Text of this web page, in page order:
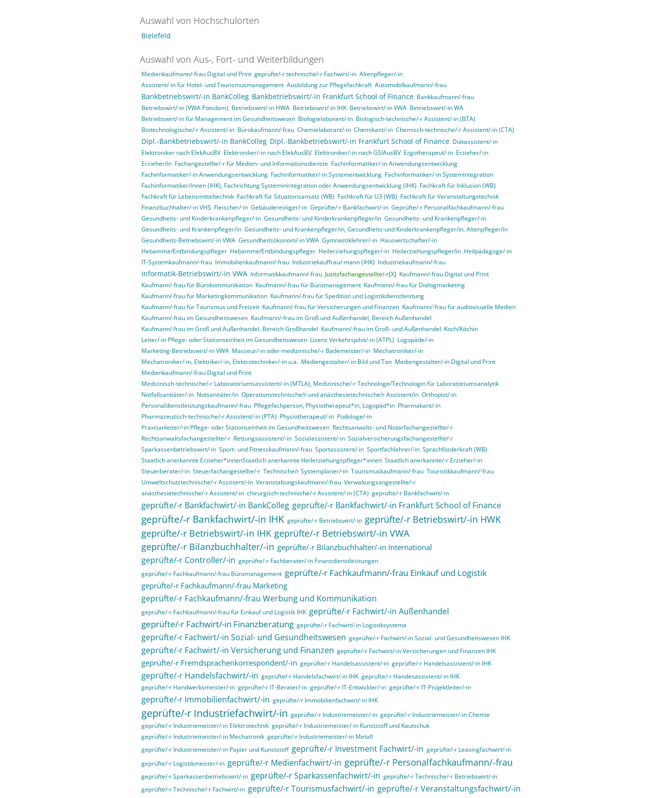
Auswahl von Hochschulorten
Bielefeld
Auswahl von Aus-, Fort- und Weiterbildungen
Medienkaufmann/-frau Digital und Print geprüfte/-r technische/-r Fachwirt/-in Altenpfleger/-in
Assistent/-in für Hotel- und Tourismusmanagement Ausbildung zur Pflegefachkraft Automobilkaufmann/-frau
Bankbetriebswirt/-in BankColleg Bankbetriebswirt/-in Frankfurt School of Finance Bankkaufmann/-frau
Betriebswirt/-in (VWA Potsdam) Betriebswirt/-in HWA Betriebswirt/-in IHK Betriebswirt/-in VWA Betriebswirt/-in WA
Betriebswirt/-in für Management im Gesundheitswesen Biologielaborant/-in Biologisch-technische/-r Assistent/-in (BTA)
Biotechnologische/-r Assistent/-in Bürokaufmann/-frau Chemielaborant/-in Chemikant/-in Chemisch-technische/-r Assistent/-in (CTA)
Dipl.-Bankbetriebswirt/-in BankColleg Dipl.-Bankbetriebswirt/-in Frankfurt School of Finance Diätassistent/-in
Elektroniker nach ElekAusBV Elektroniker/-in nach ElekAusBV Elektroniker/-in nach GSIAusBV Ergotherapeut/-in Erzieher/-in
Erzieher/in Fachangestellte/-r für Medien- und Informationsdienste Fachinformatiker/-in Anwendungsentwicklung
Fachinformatiker/-in Anwendungsentwicklung Fachinformatiker/-in Systementwicklung Fachinformatiker/-in Systemintegration
Fachinformatiker/innen (IHK), Fachrichtung Systeminintegration oder Anwendungsentwicklung (IHK) Fachkraft für Inklusion (WB)
Fachkraft für Lebensmitteltechnik Fachkraft für Situationsansatz (WB) Fachkraft für U3 (WB) Fachkraft für Veranstaltungstechnik
Finanzbuchhalter/-in VHS Fleischer/-in Gebäudereiniger/-in Geprüfte/-r Bankfachwirt/-in Geprüfte/-r Personalfachkaufmann/-frau
Gesundheits- und Kinderkrankenpfleger/-in Gesundheits- und Kinderkrankenpfleger/in Gesundheits- und Krankenpfleger/-in
Gesundheits- und Krankenpfleger/in Gesundheits- und Krankenpfleger/in, Gesundheits-und Kinderkrankenpfleger/in, Altenpfleger/in
Gesundheits-Betriebswirt/-in VWA Gesundheitsökonom/-in VWA Gymnastiklehrer/-in Hauswirtschafter/-in
Hebamme/Entbindungspfleger Hebamme/Entbindungspfleger Heilerziehungspfleger/-in Heilerziehungspfleger/in Heilpädagoge/-in
IT-Systemkaufmann/-frau Immobilienkaufmann/-frau Industriekauffrau/-mann (IHK) Industriekaufmann/-frau
Informatik-Betriebswirt/-in VWA Informatikkaufmann/-frau Justizfachangestellte/-r[X] Kaufmann/-frau Digital und Print
Kaufmann/-frau für Bürokommunikation Kaufmann/-frau für Büromanagement Kaufmann/-frau für Dialogmarketing
Kaufmann/-frau für Marketingkommunikation Kaufmann/-frau für Spedition und Logistikdienstleistung
Kaufmann/-frau für Tourismus und Freizeit Kaufmann/-frau für Versicherungen und Finanzen Kaufmann/-frau für audiovisuelle Medien
Kaufmann/-frau im Gesundheitswesen Kaufmann/-frau im Groß und Außenhandel, Bereich Außenhandel
Kaufmann/-frau im Groß und Außenhandel, Bereich Großhandel Kaufmann/-frau im Groß- und Außenhandel Koch/Köchin
Leiter/-in Pflege- oder Stationseinheit im Gesundheitswesen Lizenz Verkehrspilot/-in (ATPL) Logopäde/-in
Marketing-Betriebswirt/-in VWA Masseur/-in oder medizinische/-r Bademeister/-in Mechatroniker/-in
Mechatroniker/-in, Elektriker/-in, Elektrotechniker/-in u.a. Mediengestalter/-in Bild und Ton Mediengestalter/-in Digital und Print
Medienkaufmann/-frau Digital und Print
Medizinisch-technische/-r Laboratoriumsassistent/-in (MTLA), Medizinische/-r Technologe/Technologin für Laboratoriumsanalytik
Notfallsanitäter/-in Notsanitäter/in Operationstechnische/r und anästhesietechnische/r Assistent/in Orthopist/-in
Personaldienstleistungskaufmann/-frau Pflegefachperson, Physiotherapeut*in, Logopäd*in Pharmakant/-in
Pharmazeutisch-technische/-r Assistent/-in (PTA) Physiotherapeut/-in Podologe/-in
Praxisanleiter/-in Pflege- oder Stationseinheit im Gesundheitswesen Rechtsanwalts- und Notarfachangestellte/-r
Rechtsanwaltsfachangestellte/-r Rettungsassistent/-in Sozialassistent/-in Sozialversicherungsfachangestellte/-r
Sparkassenbetriebswirt/-in Sport- und Fitnesskaufmann/-frau Sportassistent/-in Sportfachlehrer/-in Sprachförderkraft (WB)
Staatlich anerkannte Erzieher*innenStaatlich anerkannte Heilerziehungspfleger*innen Staatlich anerkannte/-r Erzieher/-in
Steuerberater/-in Steuerfachangestellte/-r Technische/r Systemplaner/-in Tourismuskaufmann/-frau Touristikkaufmann/-frau
Umweltschutztechnische/-r Assistent/-in Veranstaltungskaufmann/-frau Verwaltungsangestellte/-r
anästhesietechnische/-r Assistent/-in chirurgisch-technische/-r Assistent/-in (CTA) geprüfte/-r Bankfachwirt/-in
geprüfte/-r Bankfachwirt/-in BankColleg geprüfte/-r Bankfachwirt/-in Frankfurt School of Finance
geprüfte/-r Bankfachwirt/-in IHK geprüfte/-r Betriebswirt/-in geprüfte/-r Betriebswirt/-in HWK
geprüfte/-r Betriebswirt/-in IHK geprüfte/-r Betriebswirt/-in VWA
geprüfte/-r Bilanzbuchhalter/-in geprüfte/-r Bilanzbuchhalter/-in International
geprüfte/-r Controller/-in geprüfte/-r Fachberater/-in Finanzdienstleistungen
geprüfte/-r Fachkaufmann/-frau Büromanagement geprüfte/-r Fachkaufmann/-frau Einkauf und Logistik
geprüfte/-r Fachkaufmann/-frau Marketing
geprüfte/-r Fachkaufmann/-frau Werbung und Kommunikation
geprüfte/-r Fachkaufmann/-frau für Einkauf und Logistik IHK geprüfte/-r Fachwirt/-in Außenhandel
geprüfte/-r Fachwirt/-in Finanzberatung geprüfte/-r Fachwirt/-in Logistiksysteme
geprüfte/-r Fachwirt/-in Sozial- und Gesundheitswesen geprüfte/-r Fachwirt/-in Sozial- und Gesundheitswesen IHK
geprüfte/-r Fachwirt/-in Versicherung und Finanzen geprüfte/-r Fachwirt/-in Versicherungen und Finanzen IHK
geprüfte/-r Fremdsprachenkorrespondent/-in geprüfte/-r Handelsassistent/-in geprüfte/-r Handelsassistent/-in IHK
geprüfte/-r Handelsfachwirt/-in geprüfte/-r Handelsfachwirt/-in IHK geprüfte/-r Handesassistent/-in IHK
geprüfte/-r Handwerksmeister/-in geprüfte/-r IT-Berater/-in geprüfte/-r IT-Entwickler/-in geprüfte/-r IT-Projektleiter/-in
geprüfte/-r Immobilienfachwirt/-in geprüfte/-r Immobilienfachwirt/-in IHK
geprüfte/-r Industriefachwirt/-in geprüfte/-r Industriemeister/-in geprüfte/-r Industriemeister/-in Chemie
geprüfte/-r Industriemeister/-in Elektrotechnik geprüfte/-r Industriemeister/-in Kunststoff und Kautschuk
geprüfte/-r Industriemeister/-in Mechatronik geprüfte/-r Industriemeister/-in Metall
geprüfte/-r Industriemeister/-in Papier und Kunststoff geprüfte/-r Investment Fachwirt/-in geprüfte/-r Leasingfachwirt/-in
geprüfte/-r Logistikmeister/-in geprüfte/-r Medienfachwirt/-in geprüfte/-r Personalfachkaufmann/-frau
geprüfte/-r Sparkassenbetriebswirt/-in geprüfte/-r Sparkassenfachwirt/-in geprüfte/-r Technische/-r Betriebswirt/-in
geprüfte/-r Technische/-r Fachwirt/-in geprüfte/-r Tourismusfachwirt/-in geprüfte/-r Veranstaltungsfachwirt/-in